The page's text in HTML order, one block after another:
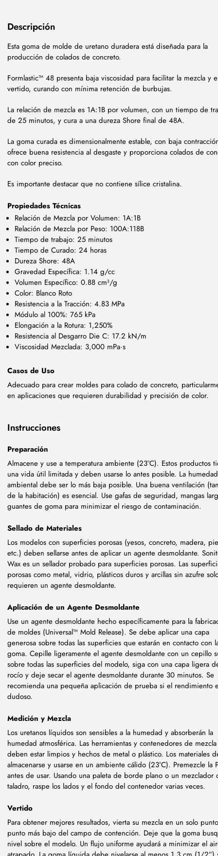
Descripción
Esta goma de molde de uretano duradera está diseñada para la
producción de colados de concreto.
Formlastic™ 48 presenta baja viscosidad para facilitar la mezcla y
vertido, curando con mínima retención de burbujas.
La relación de mezcla es 1A:1B por volumen, con un tiempo de
de 25 minutos, y cura a una dureza Shore final de 48A.
La goma curada es dimensionalmente estable, con baja
ofrece buena resistencia al desgaste y proporciona colados de
con color preciso.
Es importante destacar que no contiene sílice cristalina.
Propiedades Técnicas
Relación de Mezcla por Volumen: 1A:1B
Relación de Mezcla por Peso: 100A:118B
Tiempo de trabajo: 25 minutos
Tiempo de Curado: 24 horas
Dureza Shore: 48A
Gravedad Específica: 1.14 g/cc
Volumen Específico: 0.88 cm³/g
Color: Blanco Roto
Resistencia a la Tracción: 4.83 MPa
Módulo al 100%: 765 kPa
Elongación a la Rotura: 1,250%
Resistencia al Desgarro Die C: 17.2 kN/m
Viscosidad Mezclada: 3,000 mPa·s
Casos de Uso
Adecuado para crear moldes para colado de concreto,
en aplicaciones que requieren durabilidad y precisión de color.
Instrucciones
Preparación
Almacene y use a temperatura ambiente (23°C). Estos productos
una vida útil limitada y deben usarse lo antes posible. La humedad
ambiental debe ser lo más baja posible. Una buena ventilación
de la habitación) es esencial. Use gafas de seguridad, mangas
guantes de goma para minimizar el riesgo de contaminación.
Sellado de Materiales
Los modelos con superficies porosas (yesos, concreto, madera,
etc.) deben sellarse antes de aplicar un agente desmoldante.
Wax es un sellador probado para superficies porosas. Las
porosas como metal, vidrio, plásticos duros y arcillas sin azufre
requieren un agente desmoldante.
Aplicación de un Agente Desmoldante
Use un agente desmoldante hecho específicamente para la
de moldes (Universal™ Mold Release). Se debe aplicar una capa
generosa sobre todas las superficies que estarán en contacto con
goma. Cepille ligeramente el agente desmoldante con un cepillo
sobre todas las superficies del modelo, siga con una capa ligera
rocío y deje secar el agente desmoldante durante 30 minutos. Se
recomienda una pequeña aplicación de prueba si el rendimiento
dudoso.
Medición y Mezcla
Los uretanos líquidos son sensibles a la humedad y absorberán la
humedad atmosférica. Las herramientas y contenedores de mezcla
deben estar limpios y hechos de metal o plástico. Los materiales
almacenarse y usarse en un ambiente cálido (23°C). Premezcle la
antes de usar. Usando una paleta de borde plano o un mezclador
taladro, raspe los lados y el fondo del contenedor varias veces.
Vertido
Para obtener mejores resultados, vierta su mezcla en un solo
punto más bajo del campo de contención. Deje que la goma
nivel sobre el modelo. Un flujo uniforme ayudará a minimizar el